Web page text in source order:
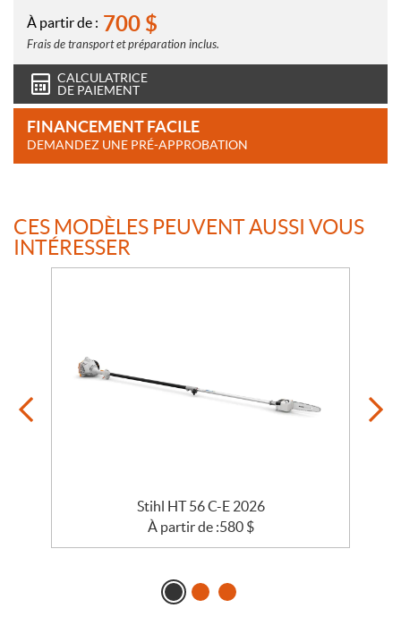
À partir de : 700 $
Frais de transport et préparation inclus.
CALCULATRICE
DE PAIEMENT
FINANCEMENT FACILE
DEMANDEZ UNE PRÉ-APPROBATION
CES MODÈLES PEUVENT AUSSI VOUS
INTÉRESSER
Stihl HT 56 C-E 2026
À partir de :580 $